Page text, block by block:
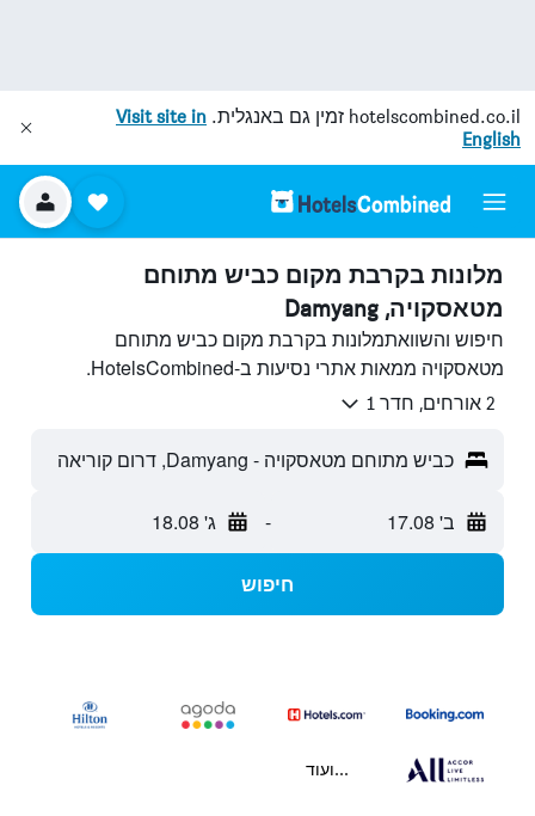
hotelscombined.co.il זמין גם באנגלית. Visit site in
English
מלונות בקרבת מקום כביש מתוחם
מטאסקויה, Damyang
חיפוש והשוואתמלונות בקרבת מקום כביש מתוחם
מטאסקויה ממאות אתרי נסיעות ב-HotelsCombined.
2 אורחים, חדר 1
כביש מתוחם מטאסקויה - Damyang, דרום קוריאה
ב' 17.08 - ג' 18.08
חיפוש
...ועוד